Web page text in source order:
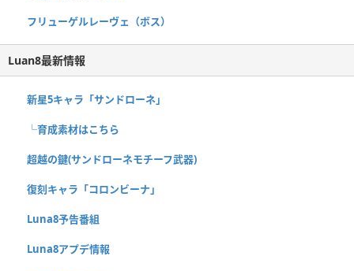
フリューゲルレーヴェ（ボス）
Luan8最新情報
新星5キャラ「サンドローネ」
└育成素材はこちら
超越の鍵(サンドローネモチーフ武器)
復刻キャラ「コロンビーナ」
Luna8予告番組
Luna8アプデ情報